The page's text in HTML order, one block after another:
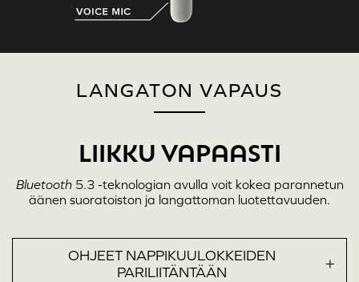
LANGATON VAPAUS
LIIKKU VAPAASTI
Bluetooth5.3 -teknologian avulla voit kokea parannetun
äänen suoratoiston ja langattoman luotettavuuden.
OHJEET NAPPIKUULOKKEIDEN
PARILIITÄNTÄÄN